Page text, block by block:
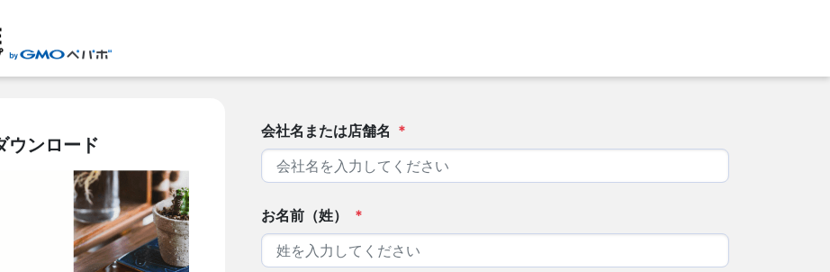
ウンロード
会社名または店舗名 *
お名前（姓） *